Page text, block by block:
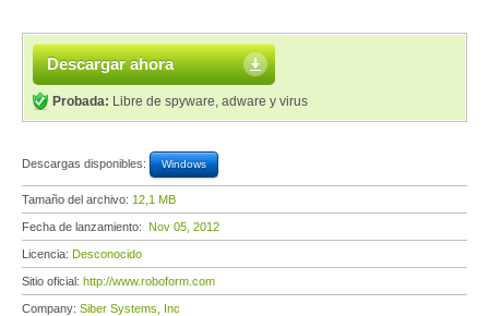
Descargar ahora
Probada: Libre de spyware, adware y virus
Descargas disponibles: Windows
Tamaño del archivo: 12,1 MB
Fecha de lanzamiento: Nov 05, 2012
Licencia: Desconocido
Sitio oficial: http://www.roboform.com
Company: Siber Systems, Inc